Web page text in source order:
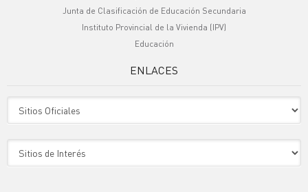
Junta de Clasificación de Educación Secundaria
Instituto Provincial de la Vivienda (IPV)
Educación
ENLACES